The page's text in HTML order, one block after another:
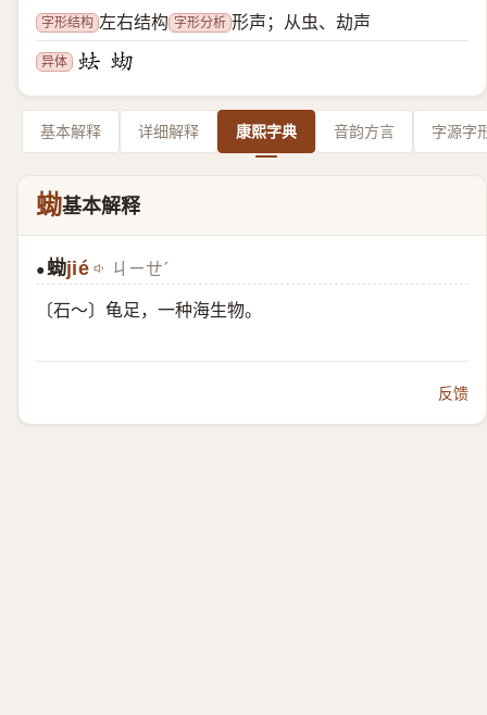
字形结构 左右结构 字形分析 形声；从虫、劫声
异体
基本解释 详细解释 康熙字典 音韵方言 字源字
蜐基本解释
●蜐jié ㄐㄧㄝˊ
〔石～〕龟足，一种海生物。
反馈